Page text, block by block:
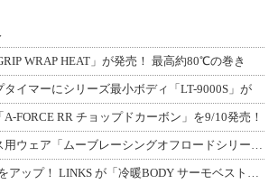
WRAP HEAT」が発売！ 最高約80℃の巻き
タイマーにシリーズ最小ボディ「LT-9000S」が
FORCE RR チョップドカーボン」を9/10発売！